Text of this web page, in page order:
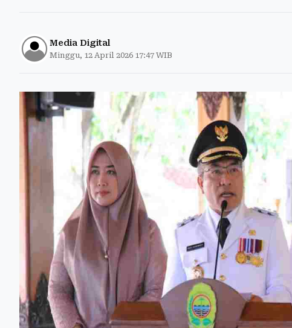
Media Digital
Minggu, 12 April 2026 17:47 WIB